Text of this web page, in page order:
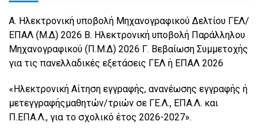
Α. Ηλεκτρονική υποβολή Μηχανογραφικού Δελτίου ΓΕΛ/
ΕΠΑΛ (Μ.Δ) 2026 Β. Ηλεκτρονική υποβολή Παράλληλου
Μηχανογραφικού (Π.Μ.Δ) 2026 Γ. Βεβαίωση Συμμετοχής
για τις πανελλαδικές εξετάσεις ΓΕΛ ή ΕΠΑΛ 2026
«Ηλεκτρονική Αίτηση εγγραφής, ανανέωσης εγγραφής ή
μετεγγραφήςμαθητών/τριών σε ΓΕ.Λ., ΕΠΑ.Λ. και
Π.ΕΠΑ.Λ., για το σχολικό έτος 2026-2027».